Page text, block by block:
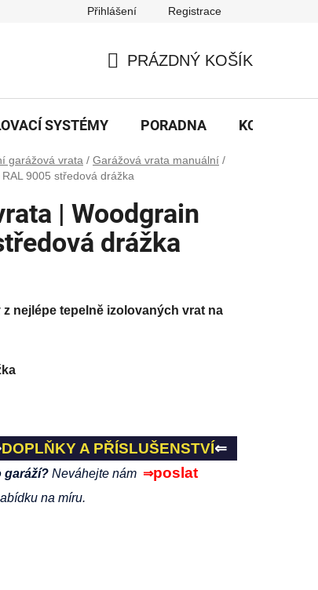
Přihlášení Registrace
KOŠÍK
PRÁZDNÝ KOŠÍK
SYSTÉMY PORADNA KONTAKTY
garážová vrata / Garážová vrata manuální /
9005 středová drážka
| Woodgrain
drážka
nejlépe tepelně izolovaných vrat na
DOPLŇKY A PŘÍSLUŠENSTVÍ⇐
garáží? Neváhejte nám ⇒poslat
na míru.